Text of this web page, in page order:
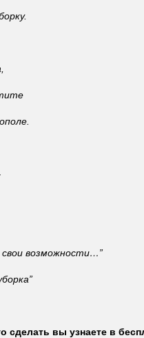
возможности…”
сделать вы узнаете в